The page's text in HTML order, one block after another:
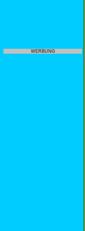
WERBUNG